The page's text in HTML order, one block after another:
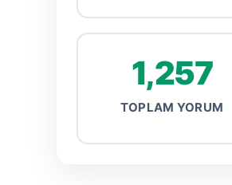
1,257
TOPLAM YORUM